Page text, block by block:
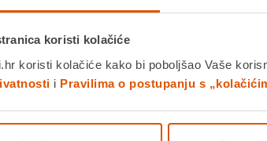
koristi kolačiće
koristi kolačiće kako bi poboljšao Vaše
i Pravilima o postupanju s
kuća, stan,spavaća soba